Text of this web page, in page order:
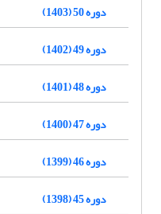
دوره 50 (1403)
دوره 49 (1402)
دوره 48 (1401)
دوره 47 (1400)
دوره 46 (1399)
دوره 45 (1398)